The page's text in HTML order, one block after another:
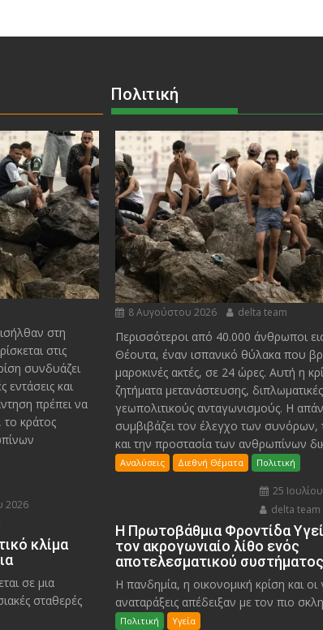
στη
στις
συνδυάζει
εντάσεις και
πρέπει να
κράτος
2026
κλίμα
σε μια
σταθερές
Πολιτική
8 Αυγούστου 2026 delta team
Περισσότεροι από 40.000 άνθρωποι
Θέουτα, έναν ισπανικό θύλακα που
μαροκινές ακτές, σε 24 ώρες. Αυτή η
ζητήματα μετανάστευσης, διπλωματικές
γεωπολιτικούς ανταγωνισμούς. Η
συμβιβάζει τον έλεγχο των συνόρων,
και την προστασία των ανθρωπίνων
Αναλύσεις Διεθνή Θέματα Πολιτική
25
delta team
Η Πρωτοβάθμια Φροντίδα
τον ακρογωνιαίο λίθο ενός
αποτελεσματικού
Η πανδημία, η οικονομική κρίση και οι
αναταράξεις απέδειξαν με τον πιο
Πολιτική Υγεία